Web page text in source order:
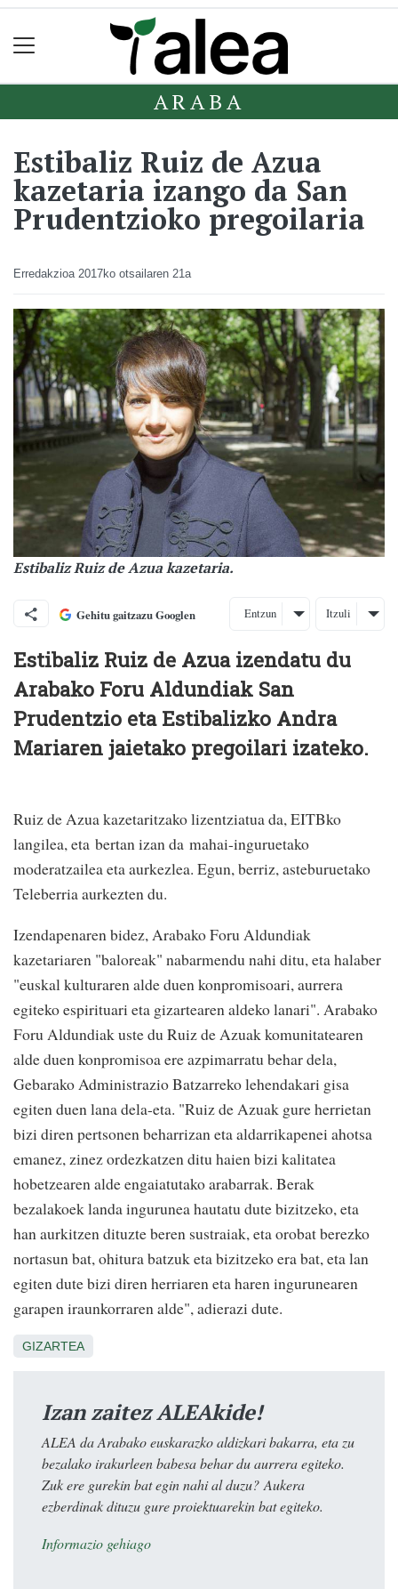
ARABA
Estibaliz Ruiz de Azua
kazetaria izango da San
Prudentzioko pregoilaria
Erredakzioa 2017ko otsailaren 21a
Estibaliz Ruiz de Azua kazetaria.
Gehitu gaitzazu Googlen Entzun Itzuli
Estibaliz Ruiz de Azua izendatu du
Arabako Foru Aldundiak San
Prudentzio eta Estibalizko Andra
Mariaren jaietako pregoilari izateko.
Ruiz de Azua kazetaritzako lizentziatua da, EITBko
langilea, eta bertan izan da mahai-inguruetako
moderatzailea eta aurkezlea. Egun, berriz, asteburuetako
Teleberria aurkezten du.
Izendapenaren bidez, Arabako Foru Aldundiak
kazetariaren "baloreak" nabarmendu nahi ditu, eta halaber
"euskal kulturaren alde duen konpromisoari, aurrera
egiteko espirituari eta gizartearen aldeko lanari". Arabako
Foru Aldundiak uste du Ruiz de Azuak komunitatearen
alde duen konpromisoa ere azpimarratu behar dela,
Gebarako Administrazio Batzarreko lehendakari gisa
egiten duen lana dela-eta. "Ruiz de Azuak gure herrietan
bizi diren pertsonen beharrizan eta aldarrikapenei ahotsa
emanez, zinez ordezkatzen ditu haien bizi kalitatea
hobetzearen alde engaiatutako arabarrak. Berak
bezalakoek landa ingurunea hautatu dute bizitzeko, eta
han aurkitzen dituzte beren sustraiak, eta orobat berezko
nortasun bat, ohitura batzuk eta bizitzeko era bat, eta lan
egiten dute bizi diren herriaren eta haren ingurunearen
garapen iraunkorraren alde", adierazi dute.
GIZARTEA
Izan zaitez ALEAkide!
ALEA da Arabako euskarazko aldizkari bakarra, eta zu
bezalako irakurleen babesa behar du aurrera egiteko.
Zuk ere gurekin bat egin nahi al duzu? Aukera
ezberdinak dituzu gure proiektuarekin bat egiteko.
Informazio gehiago